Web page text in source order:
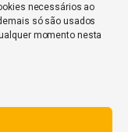
necessários ao
só são usados
momento nesta